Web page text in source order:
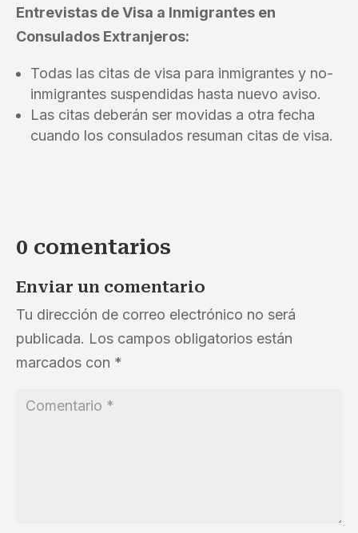
Entrevistas de Visa a Inmigrantes en
Consulados Extranjeros:
Todas las citas de visa para inmigrantes y no-
inmigrantes suspendidas hasta nuevo aviso.
Las citas deberán ser movidas a otra fecha
cuando los consulados resuman citas de visa.
0 comentarios
Enviar un comentario
Tu dirección de correo electrónico no será
publicada. Los campos obligatorios están
marcados con *